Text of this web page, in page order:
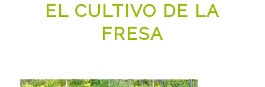
EL CULTIVO DE LA
FRESA